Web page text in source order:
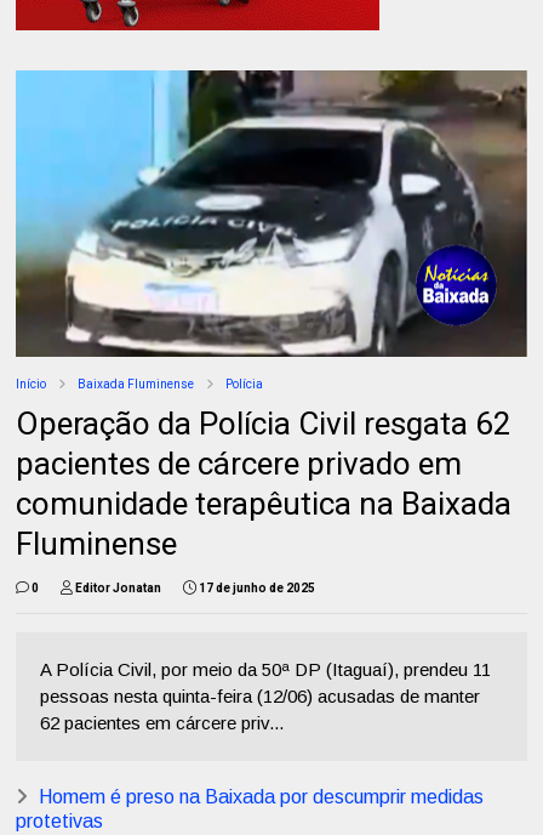
Início Baixada Fluminense Polícia
Operação da Polícia Civil resgata 62
pacientes de cárcere privado em
comunidade terapêutica na Baixada
Fluminense
0 Editor Jonatan 17 de junho de 2025
A Polícia Civil, por meio da 50ª DP (Itaguaí), prendeu 11
pessoas nesta quinta-feira (12/06) acusadas de manter
62 pacientes em cárcere priv...
Homem é preso na Baixada por descumprir medidas
protetivas